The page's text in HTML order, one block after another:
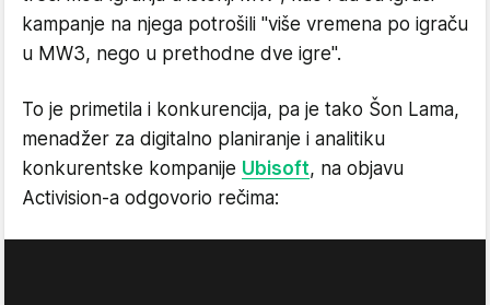
kampanje na njega potrošili "više vremena po igraču
u MW3, nego u prethodne dve igre".
To je primetila i konkurencija, pa je tako Šon Lama,
menadžer za digitalno planiranje i analitiku
konkurentske kompanije Ubisoft, na objavu
Activision-a odgovorio rečima: